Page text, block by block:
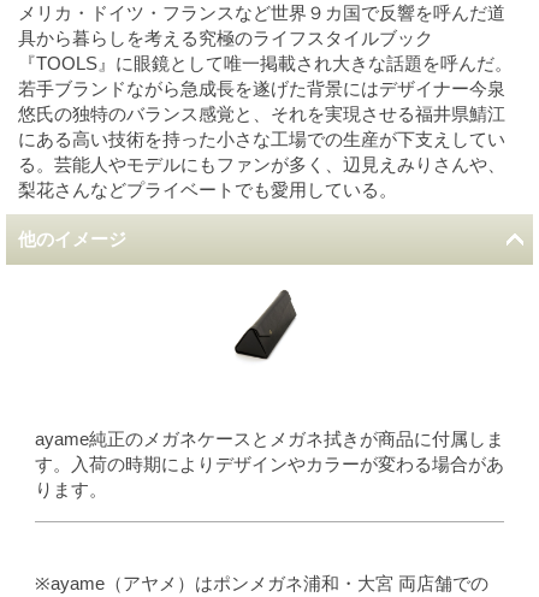
メリカ・ドイツ・フランスなど世界９カ国で反響を呼んだ道
具から暮らしを考える究極のライフスタイルブック
『TOOLS』に眼鏡として唯一掲載され大きな話題を呼んだ。
若手ブランドながら急成長を遂げた背景にはデザイナー今泉
悠氏の独特のバランス感覚と、それを実現させる福井県鯖江
にある高い技術を持った小さな工場での生産が下支えしてい
る。芸能人やモデルにもファンが多く、辺見えみりさんや、
梨花さんなどプライベートでも愛用している。
他のイメージ
ayame純正のメガネケースとメガネ拭きが商品に付属しま
す。入荷の時期によりデザインやカラーが変わる場合があ
ります。
※ayame（アヤメ）はポンメガネ浦和・大宮 両店舗での